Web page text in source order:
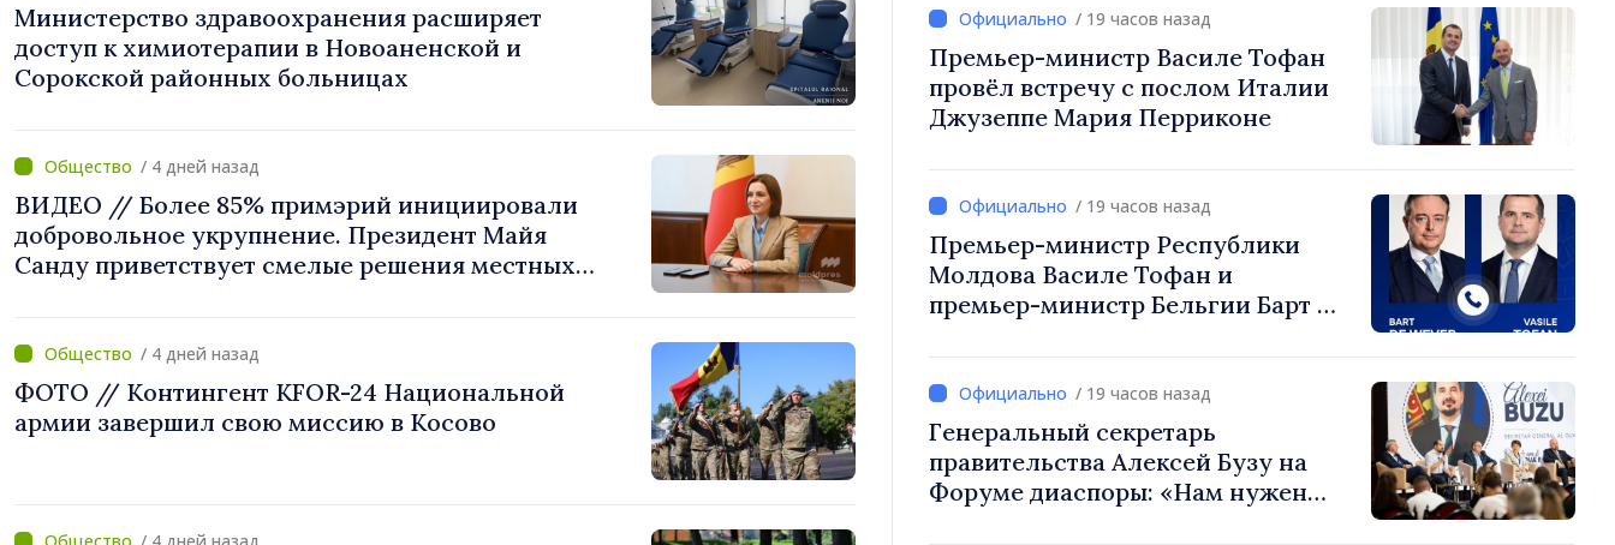
Министерство здравоохранения расширяет
доступ к химиотерапии в Новоаненской и
Сорокской районных больницах
/ 4 дней назад
ВИДЕО // Более 85% примэрий инициировали
добровольное укрупнение. Президент Майя
Санду приветствует смелые решения местных
/ 4 дней назад
ФОТО // Контингент KFOR-24 Национальной
армии завершил свою миссию в Косово
/ 4 дней назад
/ 19 часов назад
Премьер-министр Василе Тофан
провёл встречу с послом Италии
Джузеппе Мария Перриконе
/ 19 часов назад
Премьер-министр Республики
Молдова Василе Тофан и
премьер-министр Бельгии Барт де
/ 19 часов назад
Генеральный секретарь
правительства Алексей Бузу на
Форуме диаспоры: «Нам нужен